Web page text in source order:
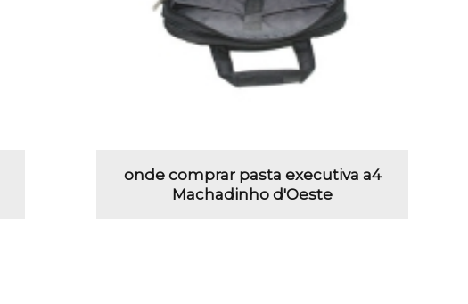
onde comprar pasta executiva a4
Machadinho d'Oeste